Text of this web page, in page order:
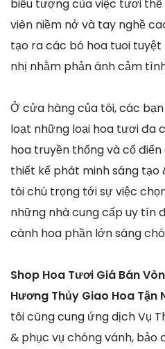
biểu tượng của việc tươi thế
viên niềm nở và tay nghề
tạo ra các bó hoa tuoi
nhị nhằm phản ánh cảm
Ở cửa hàng của tôi, các
loạt những loại hoa tươi đa
hoa truyền thống và cổ
thiết kế phát minh sáng tạo
tôi chú trọng tới sự việc
những nhà cung cấp uy tín
cành hoa phần lớn sáng
Shop Hoa Tươi Giá Bán
Hương Thủy Giao Hoa Tận
tôi cũng cung ứng dịch Vụ
& phục vụ chóng vánh, bảo